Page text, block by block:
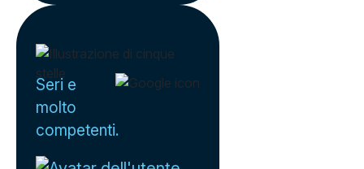
Seri e
molto
competenti.